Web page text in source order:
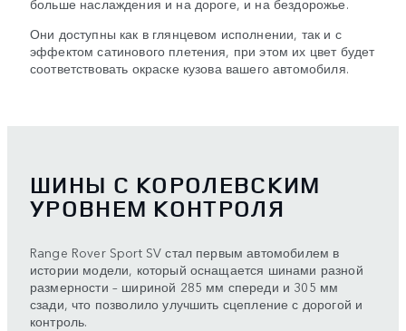
больше наслаждения и на дороге, и на бездорожье.
Они доступны как в глянцевом исполнении, так и с
эффектом сатинового плетения, при этом их цвет будет
соответствовать окраске кузова вашего автомобиля.
ШИНЫ С КОРОЛЕВСКИМ
УРОВНЕМ КОНТРОЛЯ
Range Rover Sport SV стал первым автомобилем в
истории модели, который оснащается шинами разной
размерности – шириной 285 мм спереди и 305 мм
сзади, что позволило улучшить сцепление с дорогой и
контроль.